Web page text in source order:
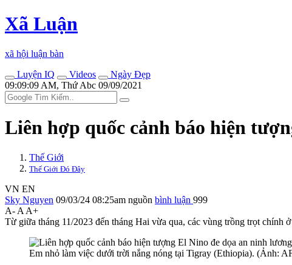
Xã Luận
xã hội luận bàn
Luyện IQ
Videos
Ngày Đẹp
09:09:09 AM, Thứ Abc 09/09/2021
Liên hợp quốc cảnh báo hiện
Thế Giới
Thế Giới Đó Đây
VN EN
Sky Nguyen 09/03/24 08:25am nguồn bình luận 999
A- A A+
Từ giữa tháng 11/2023 đến tháng Hai vừa qua, các vùng trồng trọt
Em nhỏ làm việc dưới trời nắng nóng tại Tigray (Ethiopia). (Ảnh: